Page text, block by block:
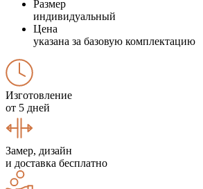
Размер
индивидуальный
Цена
указана за базовую комплектацию
Изготовление
от 5 дней
Замер, дизайн
и доставка бесплатно